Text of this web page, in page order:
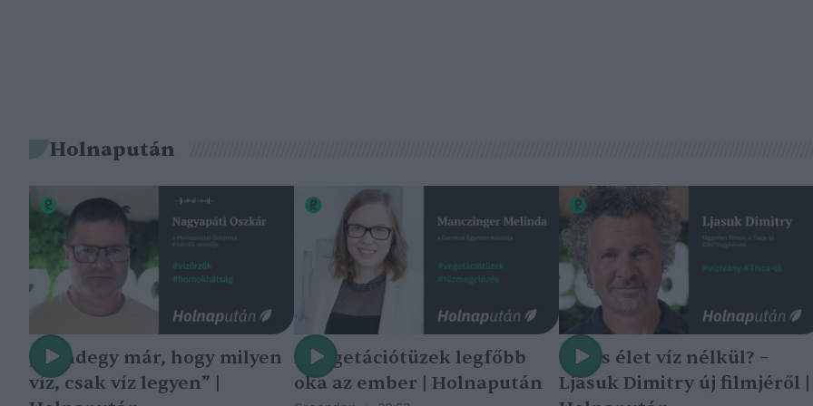
Holnapután
„Mindegy már, hogy milyen
víz, csak víz legyen” |
A vegetációtüzek legfőbb
oka az ember | Holnapután
Nincs élet víz nélkül? –
Ljasuk Dimitry új filmjéről |